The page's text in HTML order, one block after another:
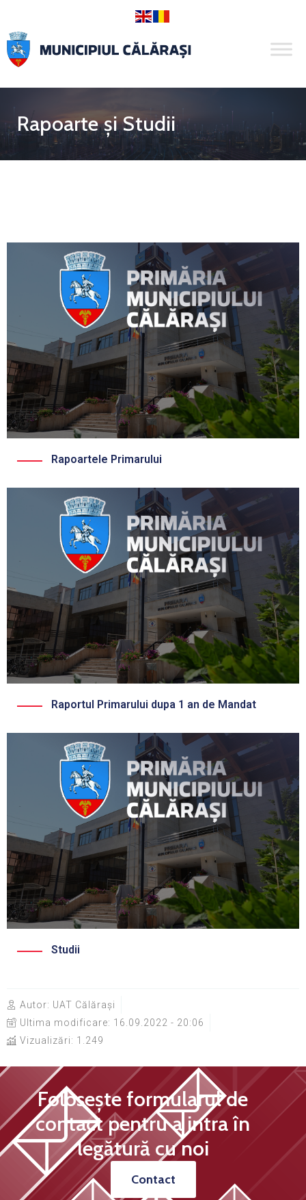
Rapoarte și Studii
Rapoartele Primarului
Raportul Primarului dupa 1 an de Mandat
Studii
Autor: UAT Călărași
Ultima modificare: 16.09.2022 - 20:06
Vizualizări: 1.249
Folosește formularul de
contact pentru a intra în
legătură cu noi
Contact